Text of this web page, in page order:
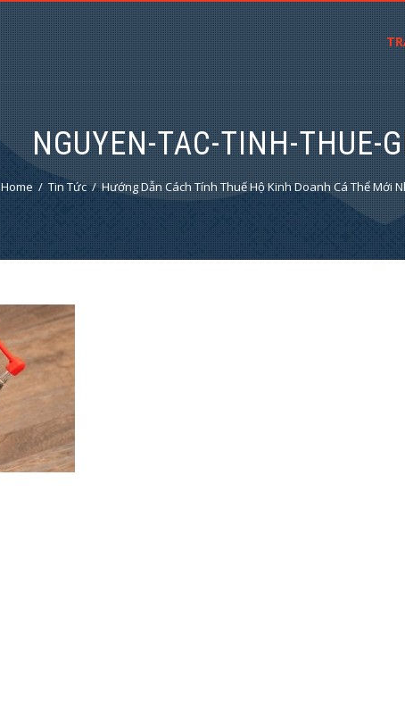
NGUYEN-TAC-TINH-THUE-
Home Tin Tức Hướng Dẫn Cách Tính Thuế Hộ Kinh Doanh Cá Thể Mới